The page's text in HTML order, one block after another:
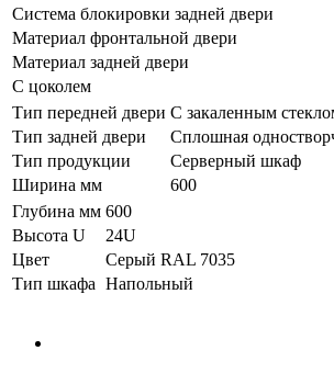
Система блокировки задней двери
Материал фронтальной двери
Материал задней двери
С цоколем
Тип передней двери С закаленным
Тип задней двери
Сплошная
Тип продукции
Серверный шкаф
Ширина мм
600
Глубина мм 600
Высота U
24U
Цвет
Серый RAL 7035
Тип шкафа Напольный